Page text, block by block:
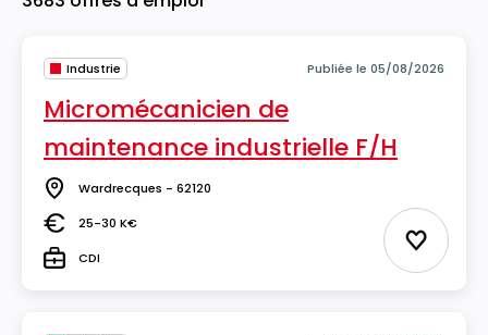
Industrie Publiée le 05/08/2026
Micromécanicien de
maintenance industrielle F/H
Lieu Wardrecques - 62120
Salaire25-30 K€
TypeCDI Ajouter